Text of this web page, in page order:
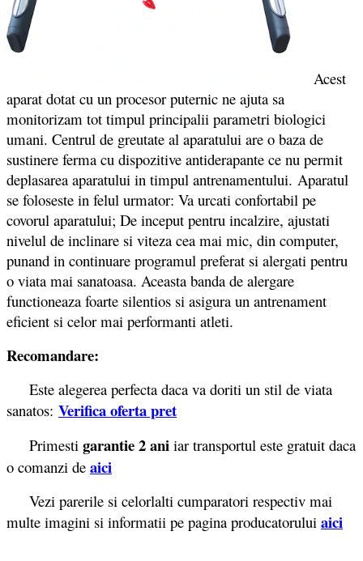
Acest
aparat dotat cu un procesor puternic ne ajuta sa
monitorizam tot timpul principalii parametri biologici
umani. Centrul de greutate al aparatului are o baza de
sustinere ferma cu dispozitive antiderapante ce nu permit
deplasarea aparatului in timpul antrenamentului. Aparatul
se foloseste in felul urmator: Va urcati confortabil pe
covorul aparatului; De inceput pentru incalzire, ajustati
nivelul de inclinare si viteza cea mai mic, din computer,
punand in continuare programul preferat si alergati pentru
o viata mai sanatoasa. Aceasta banda de alergare
functioneaza foarte silentios si asigura un antrenament
eficient si celor mai performanti atleti.
Recomandare:
Este alegerea perfecta daca va doriti un stil de viata
sanatos: Verifica oferta pret
Primesti garantie 2 ani iar transportul este gratuit daca
o comanzi de aici
Vezi parerile si celorlalti cumparatori respectiv mai
multe imagini si informatii pe pagina producatorului aici